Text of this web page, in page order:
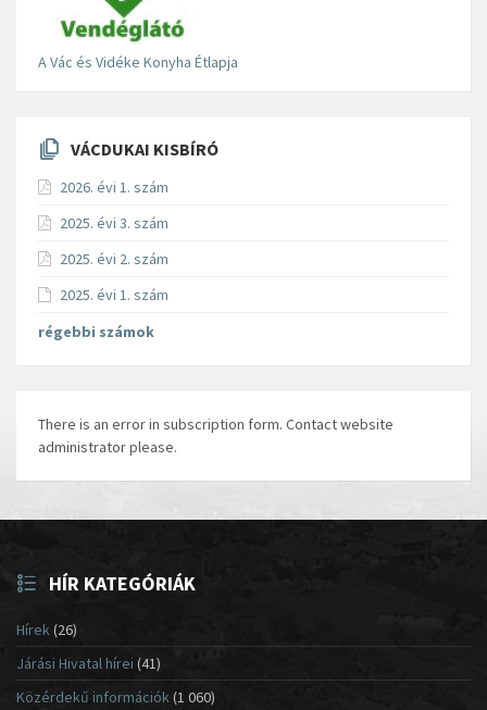
A Vác és Vidéke Konyha Étlapja
VÁCDUKAI KISBÍRÓ
2026. évi 1. szám
2025. évi 3. szám
2025. évi 2. szám
2025. évi 1. szám
régebbi számok
There is an error in subscription form. Contact website
administrator please.
HÍR KATEGÓRIÁK
Hírek(26)
Járási Hivatal hírei (41)
Közérdekű információk(1 060)